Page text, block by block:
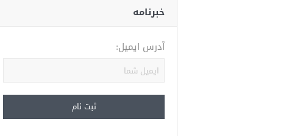
خبرنامه
آدرس ایمیل: